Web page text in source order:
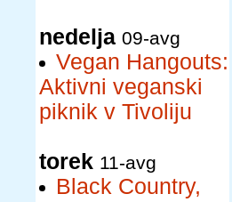
nedelja 09-avg
Vegan Hangouts:
Aktivni veganski
piknik v Tivoliju
torek 11-avg
Black Country,